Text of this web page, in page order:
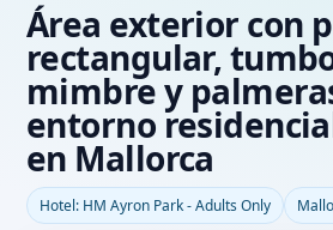
Área exterior con
rectangular,
mimbre y
entorno
en Mallorca
Hotel: HM Ayron Park - Adults Only